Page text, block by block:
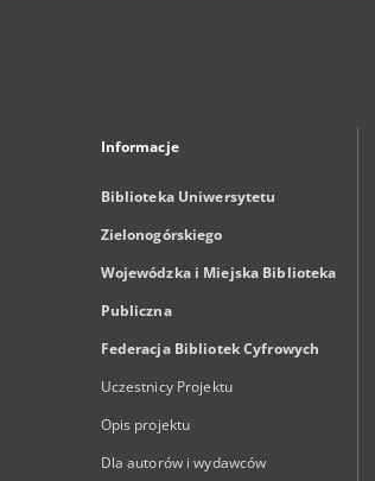
Informacje
Biblioteka Uniwersytetu
Zielonogórskiego
Wojewódzka i Miejska Biblioteka
Publiczna
Federacja Bibliotek Cyfrowych
Uczestnicy Projektu
Opis projektu
Dla autorów i wydawców